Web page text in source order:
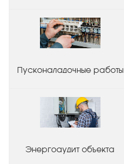
Пусконаладочные работы
Энергоаудит объекта